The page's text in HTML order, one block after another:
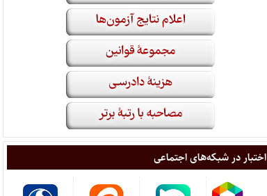
اختبار در شبکه‌های اجتماعی